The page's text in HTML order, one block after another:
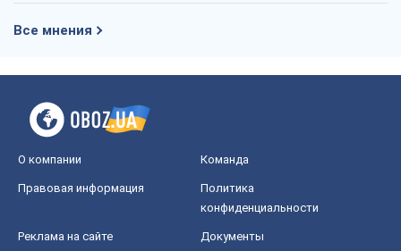
Все мнения
О компании Команда
Правовая информация
Политика
конфиденциальности
Реклама на сайте Документы